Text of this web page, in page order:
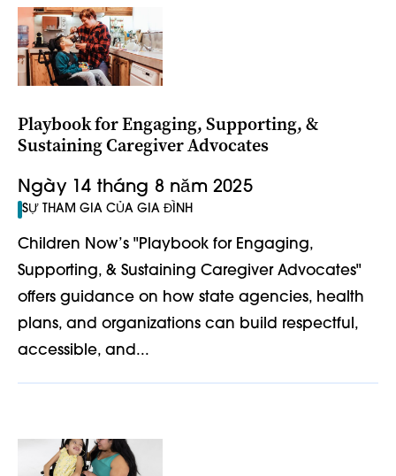
Playbook for Engaging, Supporting, &
Sustaining Caregiver Advocates
Ngày 14 tháng 8 năm 2025
SỰ THAM GIA CỦA GIA ĐÌNH
Children Now’s "Playbook for Engaging,
Supporting, & Sustaining Caregiver Advocates"
offers guidance on how state agencies, health
plans, and organizations can build respectful,
accessible, and...